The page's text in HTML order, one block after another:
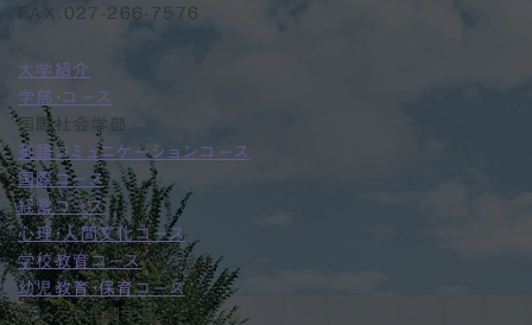
FAX.027-266-7576
大学紹介
学部・コース
国際社会学部
英語コミュニケーションコース
国際コース
経営コース
心理・人間文化コース
学校教育コース
幼児教育・保育コース
デジタル共創学部